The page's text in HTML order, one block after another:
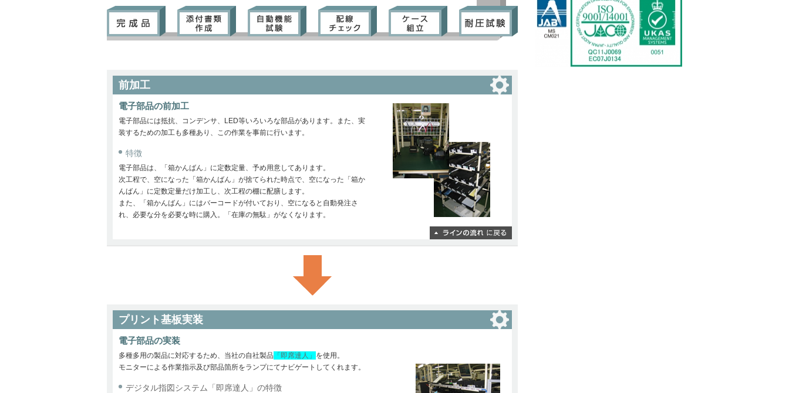
前加工
電子部品の前加工
電子部品には抵抗、コンデンサ、LED等いろいろな部品があります。また、実
装するための加工も多種あり、この作業を事前に行います。
特徴
電子部品は、「箱かんばん」に定数定量、予め用意してあります。
次工程で、空になった「箱かんばん」が捨てられた時点で、空になった「箱か
んばん」に定数定量だけ加工し、次工程の棚に配膳します。
また、「箱かんばん」にはバーコードが付いており、空になると自動発注さ
れ、必要な分を必要な時に購入。「在庫の無駄」がなくなります。
プリント基板実装
電子部品の実装
多種多用の製品に対応するため、当社の自社製品 「即席達人」 を使用。
モニターによる作業指示及び部品箇所をランプにてナビゲートしてくれます。
デジタル指図システム「即席達人」の特徴